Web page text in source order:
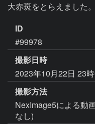
大赤斑をとらえました。
ID
#99978
撮影日時
2023年10月22日 23
撮影方法
NexImage5による動
なし)